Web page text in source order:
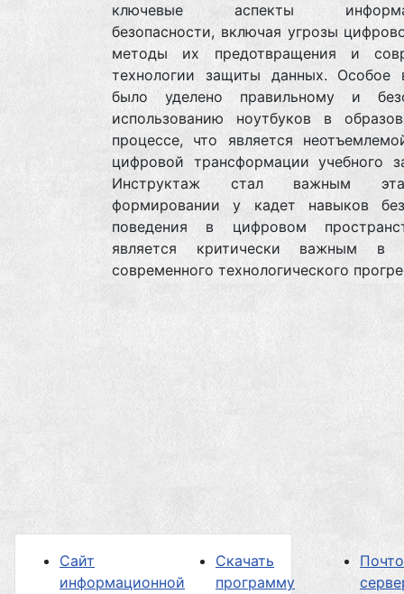
ключевые аспекты
безопасности, включая угрозы
методы их предотвращения и
технологии защиты данных. Особое
было уделено правильному и
использованию ноутбуков в
процессе, что является
цифровой трансформации учебного
Инструктаж стал важным
формировании у кадет навыков
поведения в цифровом
является критически важным в
современного технологического
Сайт
информационной
Скачать
программу